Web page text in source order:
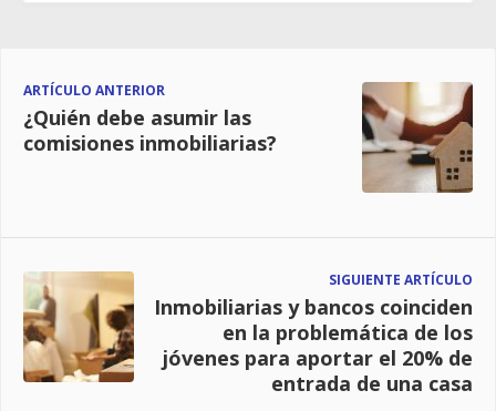
ARTÍCULO ANTERIOR
¿Quién debe asumir las
comisiones inmobiliarias?
SIGUIENTE ARTÍCULO
Inmobiliarias y bancos coinciden
en la problemática de los
jóvenes para aportar el 20% de
entrada de una casa